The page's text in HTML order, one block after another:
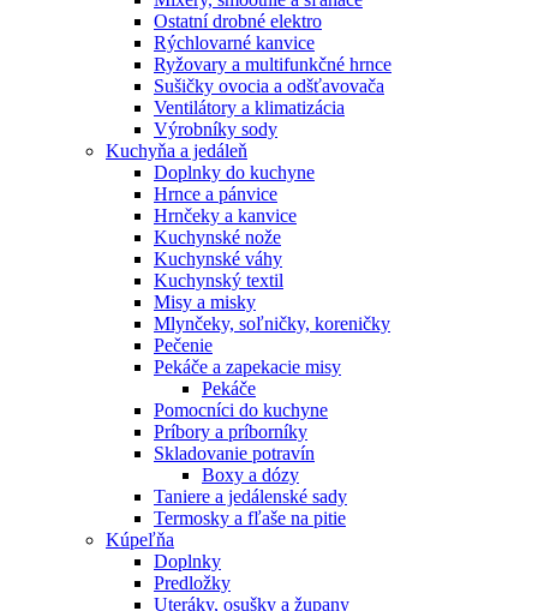
Ostatní drobné elektro
Rýchlovarné kanvice
Ryžovary a multifunkčné hrnce
Sušičky ovocia a odšťavovača
Ventilátory a klimatizácia
Výrobníky sody
Kuchyňa a jedáleň
Doplnky do kuchyne
Hrnce a pánvice
Hrnčeky a kanvice
Kuchynské nože
Kuchynské váhy
Kuchynský textil
Misy a misky
Mlynčeky, soľničky, koreničky
Pečenie
Pekáče a zapekacie misy
Pekáče
Pomocníci do kuchyne
Príbory a príborníky
Skladovanie potravín
Boxy a dózy
Taniere a jedálenské sady
Termosky a fľaše na pitie
Kúpeľňa
Doplnky
Predložky
Uteráky, osušky a župany